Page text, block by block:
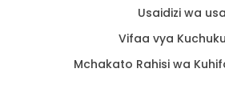
Usaidizi wa
Vifaa vya
Mchakato Rahisi wa